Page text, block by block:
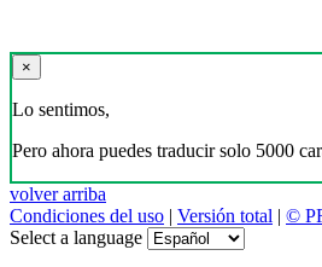
×
Lo sentimos,
Pero ahora puedes traducir solo 5000
volver arriba
Condiciones del uso | Versión total | ©
Select a language